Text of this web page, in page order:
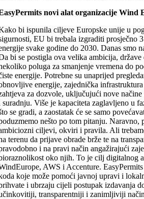
novi alat organizacije Wind
bi ispunila ciljeve Europske unije u
EU bi trebala izgraditi prosječno
svake godine do 2030. Danas smo
bi se postigla ova velika ambicija,
poluga za smanjenje vremena do
energije. Potrebne su unaprijed
energije, zajednička
za dozvole, uključujući nove
suradnju. Više je kapaciteta zaglavljeno u
se gradi, a zaostatak će se samo
nešto po tom pitanju. Naravno,
ciljevi, okviri i pravila. Ali
terenu da prijave obrade brže te na
i na pravi način angažirajući
oko njih. To je cilj digitalnog
AWS i Accenture.
koje može pomoći javnoj upravi i
i ubrzaju cijeli postupak izdavanja
transparentniji i zanimljiviji